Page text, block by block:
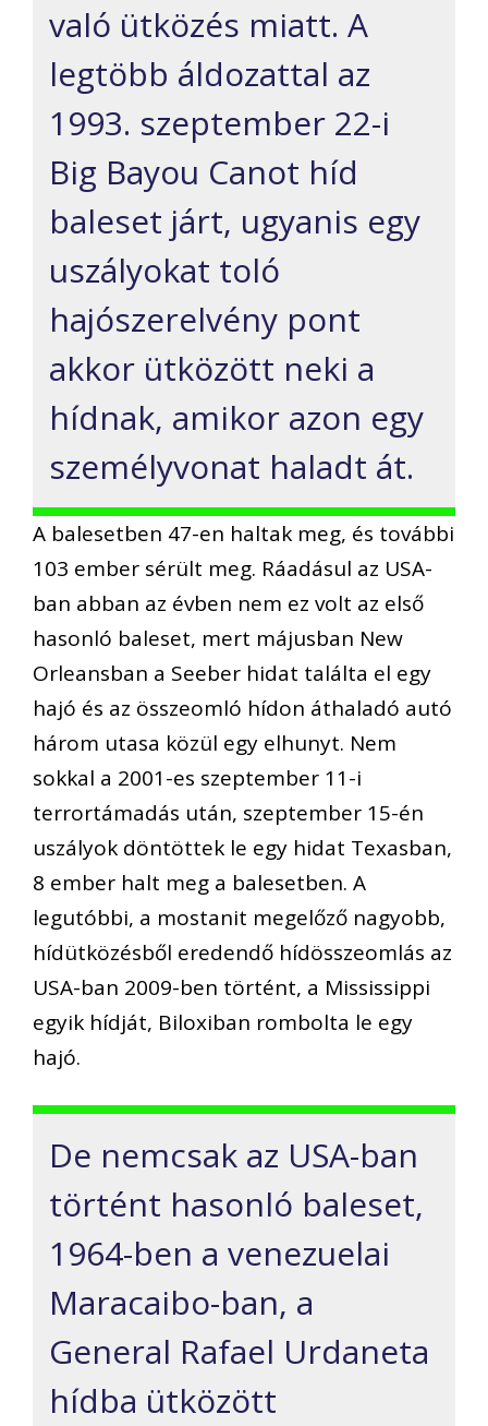
való ütközés miatt. A
legtöbb áldozattal az
1993. szeptember 22-i
Big Bayou Canot híd
baleset járt, ugyanis egy
uszályokat toló
hajószerelvény pont
akkor ütközött neki a
hídnak, amikor azon egy
személyvonat haladt át.
A balesetben 47-en haltak meg, és további
103 ember sérült meg. Ráadásul az USA-
ban abban az évben nem ez volt az első
hasonló baleset, mert májusban New
Orleansban a Seeber hidat találta el egy
hajó és az összeomló hídon áthaladó autó
három utasa közül egy elhunyt. Nem
sokkal a 2001-es szeptember 11-i
terrortámadás után, szeptember 15-én
uszályok döntöttek le egy hidat Texasban,
8 ember halt meg a balesetben. A
legutóbbi, a mostanit megelőző nagyobb,
hídütközésből eredendő hídösszeomlás az
USA-ban 2009-ben történt, a Mississippi
egyik hídját, Biloxiban rombolta le egy
hajó.
De nemcsak az USA-ban
történt hasonló baleset,
1964-ben a venezuelai
Maracaibo-ban, a
General Rafael Urdaneta
hídba ütközött